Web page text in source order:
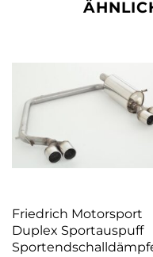
Friedrich Motorsport
Duplex Sportauspuff